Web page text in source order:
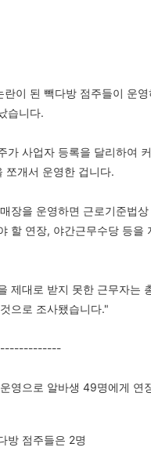
란이 된 빽다방 점주들이 운
습니다.
가 사업자 등록을 달리하여
쪼개서 운영한 겁니다.
장을 운영하면 근로기준법
할 연장, 야간근무수당 등을
제대로 받지 못한 근무자는
으로 조사됐습니다."
영으로 알바생 49명에게 연
방 점주들은 2명